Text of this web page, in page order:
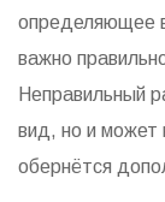
определяющее
важно
Неправильный
вид, но и может
обернётся